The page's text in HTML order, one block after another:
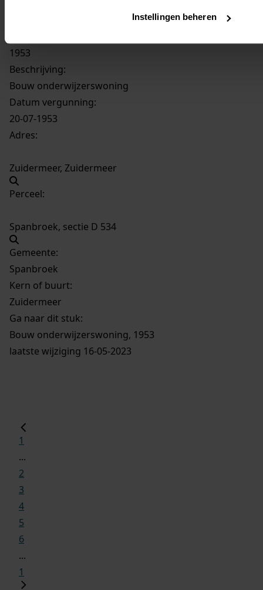
Instellingen beheren
Bouw onderwijzerswoning, 1953
1953
Beschrijving:
Bouw onderwijzerswoning
Datum vergunning:
20-07-1953
Adres:
Zuidermeer, Zuidermeer
Perceel:
Spanbroek, sectie D 534
Gemeente:
Spanbroek
Kern of buurt:
Zuidermeer
Ga naar dit stuk:
Bouw onderwijzerswoning, 1953
laatste wijziging 16-05-2023
1
...
2
3
4
5
6
...
1